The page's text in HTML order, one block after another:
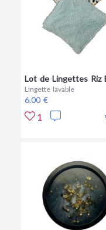
Lot de Lingettes Riz
Lingette lavable
6.00 €
1